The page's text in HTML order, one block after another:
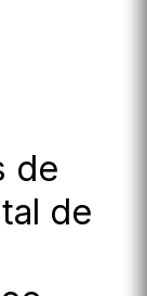
de
de